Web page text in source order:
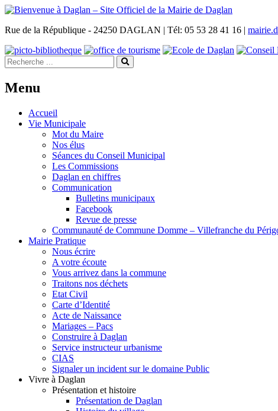
Rue de la République - 24250 DAGLAN | Tél: 05 53 28 41 16 |
Menu
Accueil
Vie Municipale
Mot du Maire
Nos élus
Séances du Conseil Municipal
Les Commissions
Daglan en chiffres
Communication
Bulletins municipaux
Facebook
Revue de presse
Communauté de Commune Domme – Villefranche du
Mairie Pratique
Nous écrire
A votre écoute
Vous arrivez dans la commune
Traitons nos déchets
Etat Civil
Carte d’Identité
Acte de Naissance
Mariages – Pacs
Construire à Daglan
Service instructeur urbanisme
CIAS
Signaler un incident sur le domaine Public
Vivre à Daglan
Présentation et histoire
Présentation de Daglan